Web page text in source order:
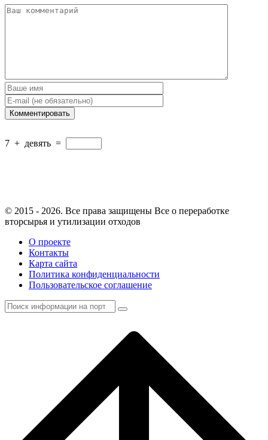
7 + девять =
© 2015 - 2026. Все права защищены Все о переработке
вторсырья и утилизации отходов
О проекте
Контакты
Карта сайта
Политика конфиденциальности
Пользовательское соглашение